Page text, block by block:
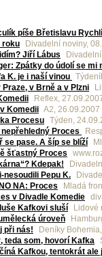
píše Břetislavu
roku
Divadelní noviny,
Jiří Lábus
Zpátky do údolí se mi
K. je i naší vinou
Praze, v Brně a v Plzni
Reflex,
Komedii A2, 26.09.2007
Procesu Týden,
nepřehledný Proces
se pase. A šíp se blíží
šťastný Proces
Kdepak!
nesoudili Pepu K.
NA: Proces
Mladá
v Divadle Komedie
Kafkovi sluší
Lidové
úroveň
při nás!
Deníky
teda som, hovorí Kafka
Kafkou, tentokrát ale